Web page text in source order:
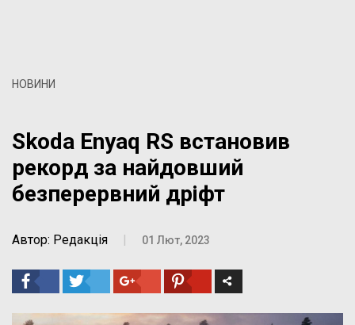
НОВИНИ
Skoda Enyaq RS встановив
рекорд за найдовший
безперервний дріфт
Автор: Редакція | 01 Лют, 2023